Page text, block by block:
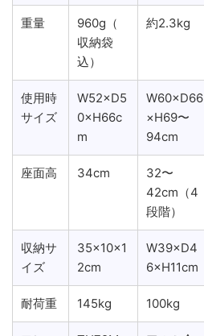
重量
960g（
収納袋
込）
約2.3kg
使用時
サイズ
W52×D5
0×H66c
m
W60×D66
×H69〜
94cm
座面高 34cm
32〜
42cm（4
段階）
収納サ
イズ
35×10×1
2cm
W39×D4
6×H11cm
耐荷重 145kg 100kg